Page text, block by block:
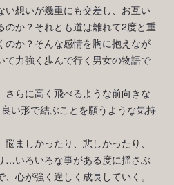
い想いが幾重にも交差し、お互い
のか？それとも道は離れて2度と重
のか？そんな感情を胸に抱えなが
て力強く歩んで行く男女の物語で
さらに高く飛べるような前向きな
い形で結ぶことを願うような気持
ましかったり、悲しかったり、
…いろいろな事がある度に揺さぶ
心が強く逞しく成長していく。